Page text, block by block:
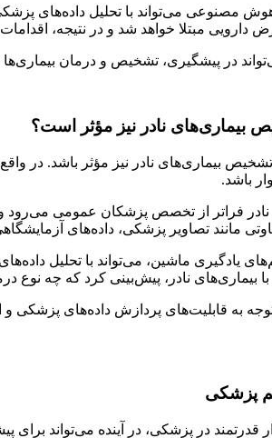
مصنوعی می‌تواند با تحلیل داده‌های
مبتلا خواهد شد و در نتیجه،
در پیشگیری، تشخیص و درمان بیماری‌ها
بیماری‌های نادر نیز مؤثر است؟
بیماری‌های نادر نیز مؤثر باشد. در
باشد.
نادر فراتر از تخصص پزشکان عمومی
مانند تصاویر پزشکی، داده‌های
یادگیری ماشین، می‌تواند با تحلیل
بیماری‌های نادر، پیش‌بینی کرد که چه نوع
به قابلیت‌های پردازش داده‌های پزشکی و
پزشکی
در پزشکی، در آینده می‌تواند